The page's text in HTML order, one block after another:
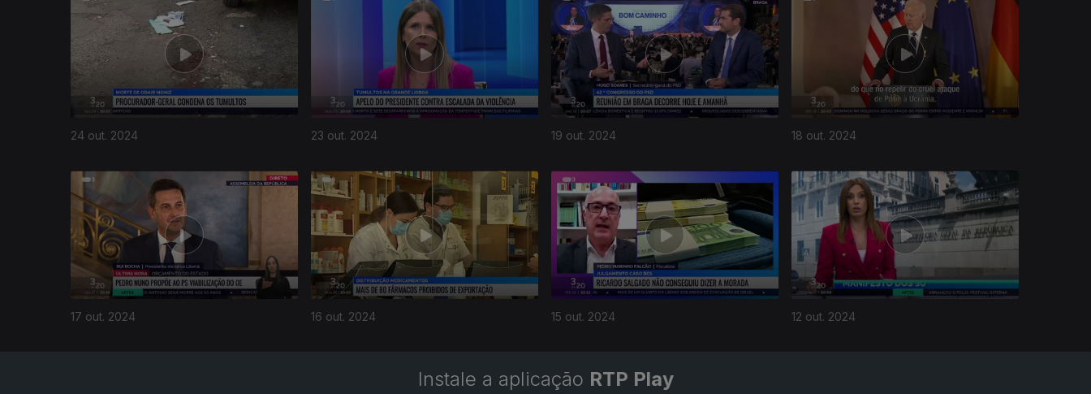
24 out. 2024 23 out. 2024 19 out. 2024 18 out. 2024
17 out. 2024 16 out. 2024 15 out. 2024 12 out. 2024
800860
Instale a aplicação RTP Play